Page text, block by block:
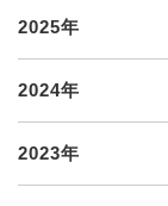
2025年
2024年
2023年